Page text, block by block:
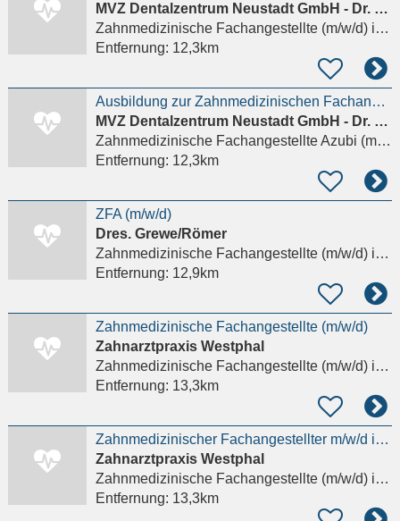
MVZ Dentalzentrum Neustadt GmbH - Dr. Karin Fiedler Dr. Michael Rusetzki Zahnärzte
Zahnmedizinische Fachangestellte (m/w/d)in Wiesbaden
Entfernung: 12,3km
Ausbildung zur Zahnmedizinischen Fachangestellten - ZFA (m/w/d)
MVZ Dentalzentrum Neustadt GmbH - Dr. Karin Fiedler Dr. Michael Rusetzki Zahnärzte
Zahnmedizinische Fachangestellte Azubi (m/w/d)
Entfernung: 12,3km
ZFA (m/w/d)
Dres. Grewe/Römer
Zahnmedizinische Fachangestellte (m/w/d)in Wiesbaden
Entfernung: 12,9km
Zahnmedizinische Fachangestellte (m/w/d)
Zahnarztpraxis Westphal
Zahnmedizinische Fachangestellte (m/w/d)in Wiesbaden, Bierstadt
Entfernung: 13,3km
Zahnmedizinischer Fachangestellter m/w/d in Voll-/Teilzeit - WIESBADEN-BIERSTADT -
Zahnarztpraxis Westphal
Zahnmedizinische Fachangestellte (m/w/d)in Wiesbaden, Bierstadt
Entfernung: 13,3km